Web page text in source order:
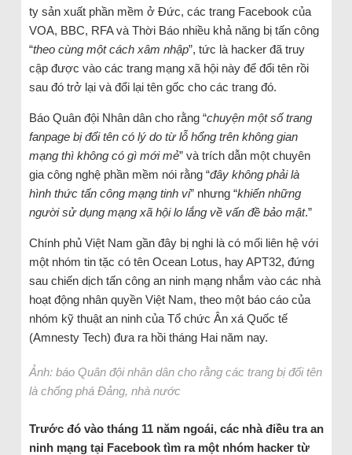
ty sản xuất phần mềm ở Đức, các trang Facebook của
VOA, BBC, RFA và Thời Báo nhiều khả năng bị tấn công
“theo cùng một cách xâm nhập”, tức là hacker đã truy
cập được vào các trang mạng xã hội này để đổi tên rồi
sau đó trở lại và đổi lại tên gốc cho các trang đó.
Báo Quân đội Nhân dân cho rằng “chuyện một số trang
fanpage bị đổi tên có lý do từ lỗ hổng trên không gian
mạng thì không có gì mới mẻ” và trích dẫn một chuyên
gia công nghệ phần mềm nói rằng “đây không phải là
hình thức tấn công mạng tinh vi” nhưng “khiến những
người sử dụng mạng xã hội lo lắng về vấn đề bảo mật.”
Chính phủ Việt Nam gần đây bị nghi là có mối liên hệ với
một nhóm tin tặc có tên Ocean Lotus, hay APT32, đứng
sau chiến dịch tấn công an ninh mạng nhắm vào các nhà
hoạt động nhân quyền Việt Nam, theo một báo cáo của
nhóm kỹ thuật an ninh của Tổ chức Ân xá Quốc tế
(Amnesty Tech) đưa ra hồi tháng Hai năm nay.
Ảnh: báo Quân đội nhân dân cho rằng các trang bị đổi tên
là chống phá Đảng, nhà nước
Trước đó vào tháng 11 năm ngoái, các nhà điều tra an
ninh mạng tại Facebook tìm ra một nhóm hacker từ